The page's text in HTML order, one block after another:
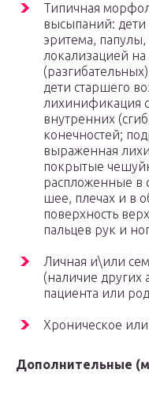
Типичная
высыпаний: дети
эритема,
локализацией
дети старшего
лихинификация
внутренних
конечностей;
выраженная
покрытые
распложенные в
шее, плечах и в
поверхность
пальцев рук и
Личная и\или
(наличие других
пациента или
Хроническое
Дополнительные